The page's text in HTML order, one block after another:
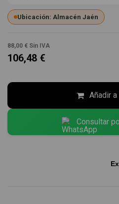
Ubicación: Almacén Jaén
88,00 € Sin IVA
106,48 €
Añadir
Consultar